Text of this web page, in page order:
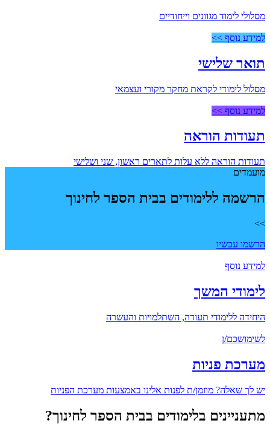
מסלולי לימוד מגוונים וייחודיים
למידע נוסף >>
תואר שלישי
מסלול לימודי לקראת מחקר מקורי ועצמאי
למידע נוסף >>
תעודות הוראה
תעודות הוראה ללא עלות לתארים ראשון, שני ושלישי
מועמדים
הרשמה ללימודים בבית הספר לחינוך
>>
הרשמו עכשיו
למידע נוסף
לימודי המשך
היחידה ללימודי תעודה, השתלמויות והעשרה
לשימושכם/ן
מערכת פניות
יש לך שאלה? מוזמן/ת לפנות אלינו באמצעות מערכת הפניות
מתעניינים בלימודים בבית הספר לחינוך?